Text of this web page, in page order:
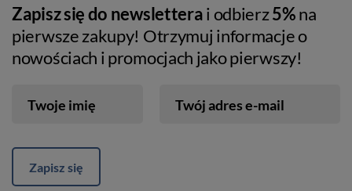
Zapisz się do newsletterai odbierz5%na
pierwsze zakupy! Otrzymuj informacje o
nowościach i promocjach jako pierwszy!
Twoje imię Twój adres e-mail
Zapisz się